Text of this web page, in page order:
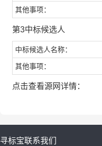
其他事项：
第3中标候选人
中标候选人名称：
其他事项：
点击查看源网详情：
寻标宝联系我们